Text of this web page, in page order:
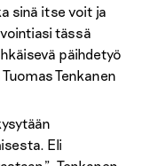
sinä itse voit ja
tässä
päihdetyö
Tenkanen
Eli